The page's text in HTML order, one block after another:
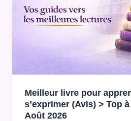
Meilleur livre pour
s’exprimer (Avis) > Top
Août 2026